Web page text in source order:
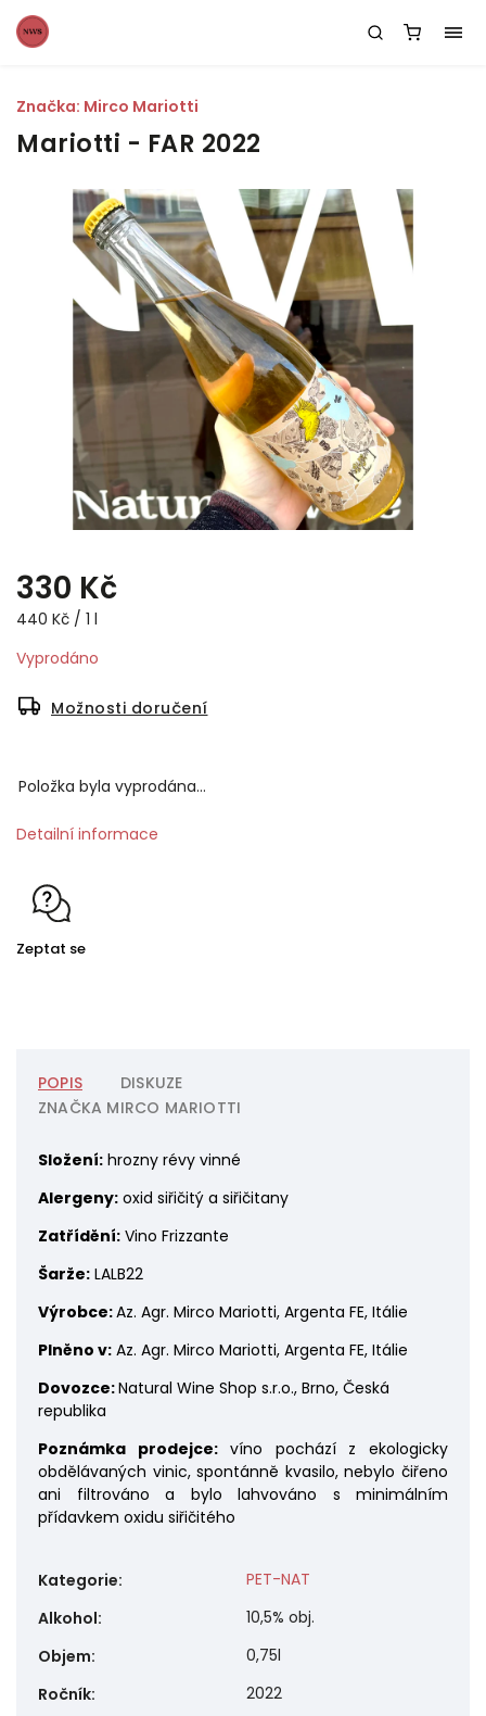
Mariotti - FAR 2022
330 Kč
440 Kč / 1 l
Vyprodáno
Možnosti doručení
Značka: Mirco Mariotti
Položka byla vyprodána…
Detailní informace
Zeptat se
POPIS
DISKUZE
ZNAČKA MIRCO MARIOTTI
Složení: hrozny révy vinné
Alergeny: oxid siřičitý a siřičitany
Zatřídění: Vino Frizzante
Šarže: LALB22
Výrobce:Az. Agr. Mirco Mariotti, Argenta FE, Itálie
Plněno v: Az. Agr. Mirco Mariotti, Argenta FE, Itálie
Dovozce:Natural Wine Shop s.r.o., Brno, Česká
republika
Poznámka prodejce:víno pochází z ekologicky
obdělávaných vinic, spontánně kvasilo, nebylo čiřeno
ani filtrováno a bylo lahvováno s minimálním
přídavkem oxidu siřičitého
Kategorie:
PET-NAT
Alkohol:
10,5% obj.
Objem:
0,75l
Ročník:
2022